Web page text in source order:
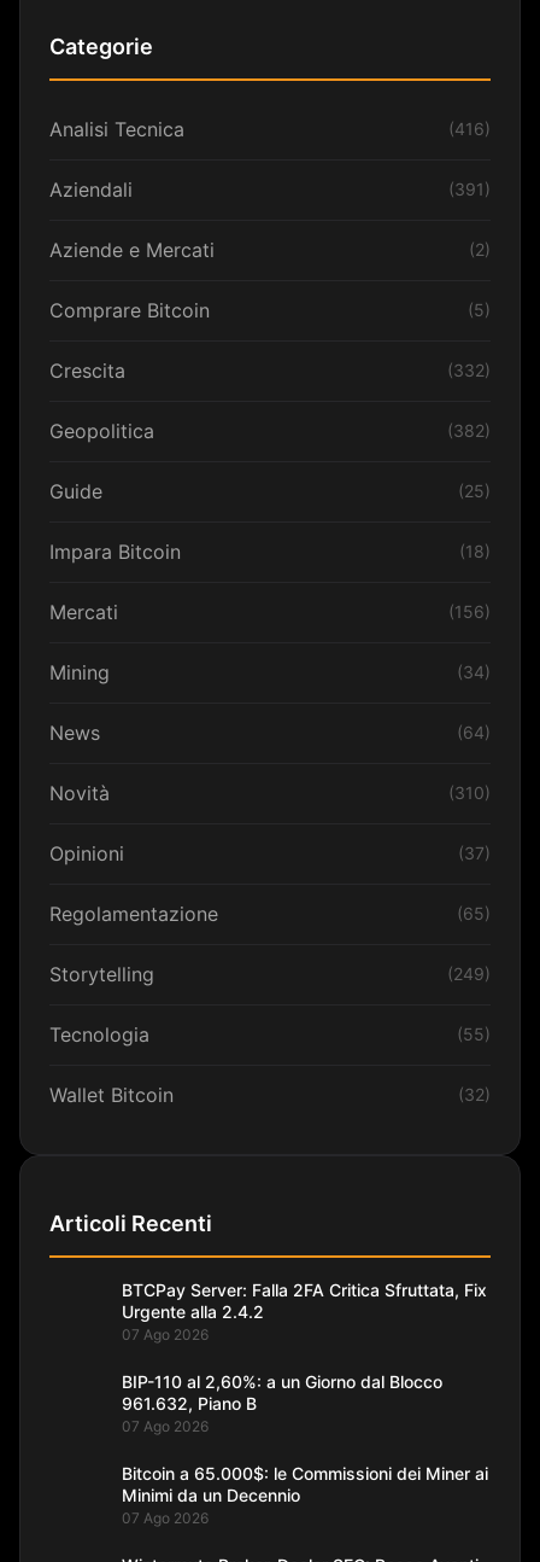
Categorie
Analisi Tecnica (416)
Aziendali (391)
Aziende e Mercati (2)
Comprare Bitcoin (5)
Crescita (332)
Geopolitica (382)
Guide (25)
Impara Bitcoin (18)
Mercati (156)
Mining (34)
News (64)
Novità (310)
Opinioni (37)
Regolamentazione (65)
Storytelling (249)
Tecnologia (55)
Wallet Bitcoin (32)
Articoli Recenti
BTCPay Server: Falla 2FA Critica Sfruttata, Fix
Urgente alla 2.4.2
07 Ago 2026
BIP-110 al 2,60%: a un Giorno dal Blocco
961.632, Piano B
07 Ago 2026
Bitcoin a 65.000$: le Commissioni dei Miner ai
Minimi da un Decennio
07 Ago 2026